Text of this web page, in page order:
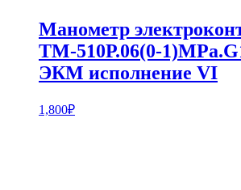
Манометр
ТМ-510Р.06(0-
ЭКМ исполнение VI
1,800₽